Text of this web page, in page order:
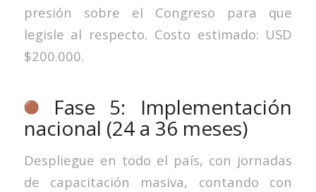
presión sobre el Congreso para que
legisle al respecto. Costo estimado: USD
$200.000.
Fase 5: Implementación
nacional (24 a 36 meses)
Despliegue en todo el país, con jornadas
de capacitación masiva, contando con